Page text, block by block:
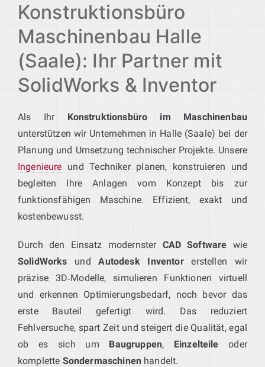
Konstruktionsbüro
Maschinenbau Halle
(Saale): Ihr Partner mit
SolidWorks & Inventor
Als Ihr Konstruktionsbüro im Maschinenbau
unterstützen wir Unternehmen in Halle (Saale) bei der
Planung und Umsetzung technischer Projekte. Unsere
Ingenieure und Techniker planen, konstruieren und
begleiten Ihre Anlagen vom Konzept bis zur
funktionsfähigen Maschine. Effizient, exakt und
kostenbewusst.
Durch den Einsatz modernster CAD Software wie
SolidWorks undAutodesk Inventorerstellen wir
präzise 3D‑Modelle, simulieren Funktionen virtuell
und erkennen Optimierungsbedarf, noch bevor das
erste Bauteil gefertigt wird. Das reduziert
Fehlversuche, spart Zeit und steigert die Qualität, egal
ob es sich um Baugruppen, Einzelteile oder
komplette Sondermaschinen handelt.